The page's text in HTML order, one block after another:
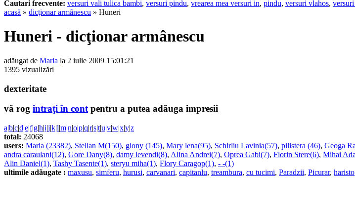
Cautari frecvente: versuri vali tulica bambi, versuri pindu, vrearea mea versuri in, pindu, versuri vlahos,
acasă » dicţionar armânescu » Huneri
Huneri - dicţionar armânescu
adăugat de Maria la 2 iulie 2009 15:01:21
1395 vizualizări
dexteritate
vă rog intraţi în contpentru a putea adăuga impresii
a|b|c|d|e|f|g|h|i|j|k|l|m|n|o|p|q|r|s|t|u|v|w|x|y|z
total: 24068
users: Maria (23382), Stelian M(150), giony (145), Mary lena(95), Schirliu Lavinia(57), pilistera (46), Geoga
andra caraulani(12), Gore Dany(8), damy levendi(8), Alina Andrei(7), Oprea Gabi(7), Florin Stere(6), Mihai
Alin Daniel(1), Tashy Tasente(1), steryu miha(1), Flory Caragop(1), - -(1)
ultimile adăugate : maxusu, simferu, hurusi, carvanari, capitanlu, treambura, cu tucimi, Paradzii, Picurar, haristo